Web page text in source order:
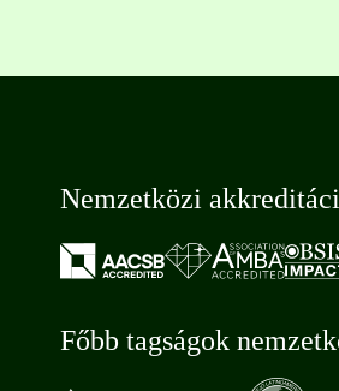
Nemzetközi
Főbb tagságok